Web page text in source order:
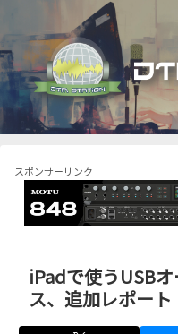
スポンサーリンク
iPadで使うUSB
ス、追加レポート